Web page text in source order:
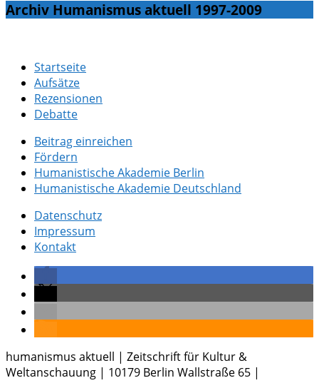
Archiv Humanismus aktuell 1997-2009
Startseite
Aufsätze
Rezensionen
Debatte
Beitrag einreichen
Fördern
Humanistische Akademie Berlin
Humanistische Akademie Deutschland
Datenschutz
Impressum
Kontakt
humanismus aktuell | Zeitschrift für Kultur &
Weltanschauung | 10179 Berlin Wallstraße 65 |